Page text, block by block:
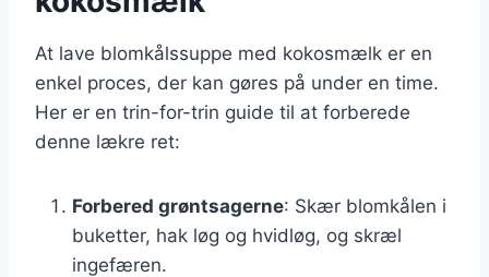
At lave blomkålssuppe med kokosmælk er en
enkel proces, der kan gøres på under en time.
Her er en trin-for-trin guide til at forberede
denne lækre ret:
Forbered grøntsagerne: Skær blomkålen i
buketter, hak løg og hvidløg, og skræl
ingefæren.